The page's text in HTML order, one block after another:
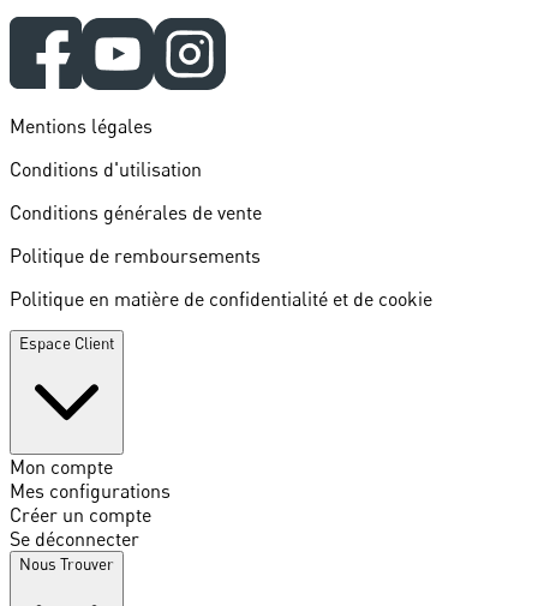
Mentions légales
Conditions d'utilisation
Conditions générales de vente
Politique de remboursements
Politique en matière de confidentialité et de cookie
Espace Client
Mon compte
Mes configurations
Créer un compte
Se déconnecter
Nous Trouver